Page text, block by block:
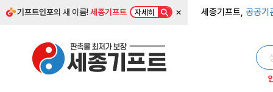
기프트인포의 새 이름!세종기프트 자세히 × 세종기프트, 공공기